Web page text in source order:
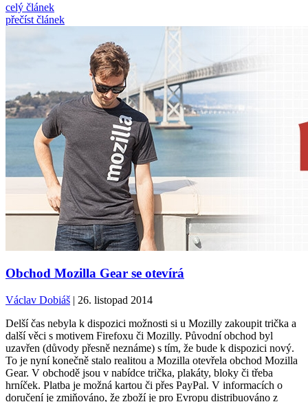
celý článek
přečíst článek
Obchod Mozilla Gear se otevírá
Václav Dobiáš | 26. listopad 2014
Delší čas nebyla k dispozici možnosti si u Mozilly zakoupit trička a
další věci s motivem Firefoxu či Mozilly. Původní obchod byl
uzavřen (důvody přesně neznáme) s tím, že bude k dispozici nový.
To je nyní konečně stalo realitou a Mozilla otevřela obchod Mozilla
Gear. V obchodě jsou v nabídce trička, plakáty, bloky či třeba
hrníček. Platba je možná kartou či přes PayPal. V informacích o
doručení je zmiňováno, že zboží je pro Evropu distribuováno z